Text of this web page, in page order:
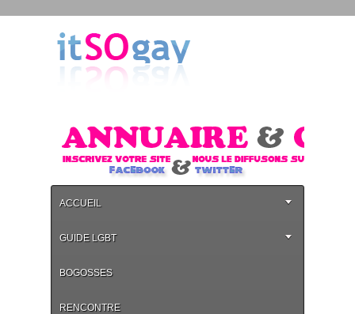
ACCUEIL
GUIDE LGBT
BOGOSSES
RENCONTRE